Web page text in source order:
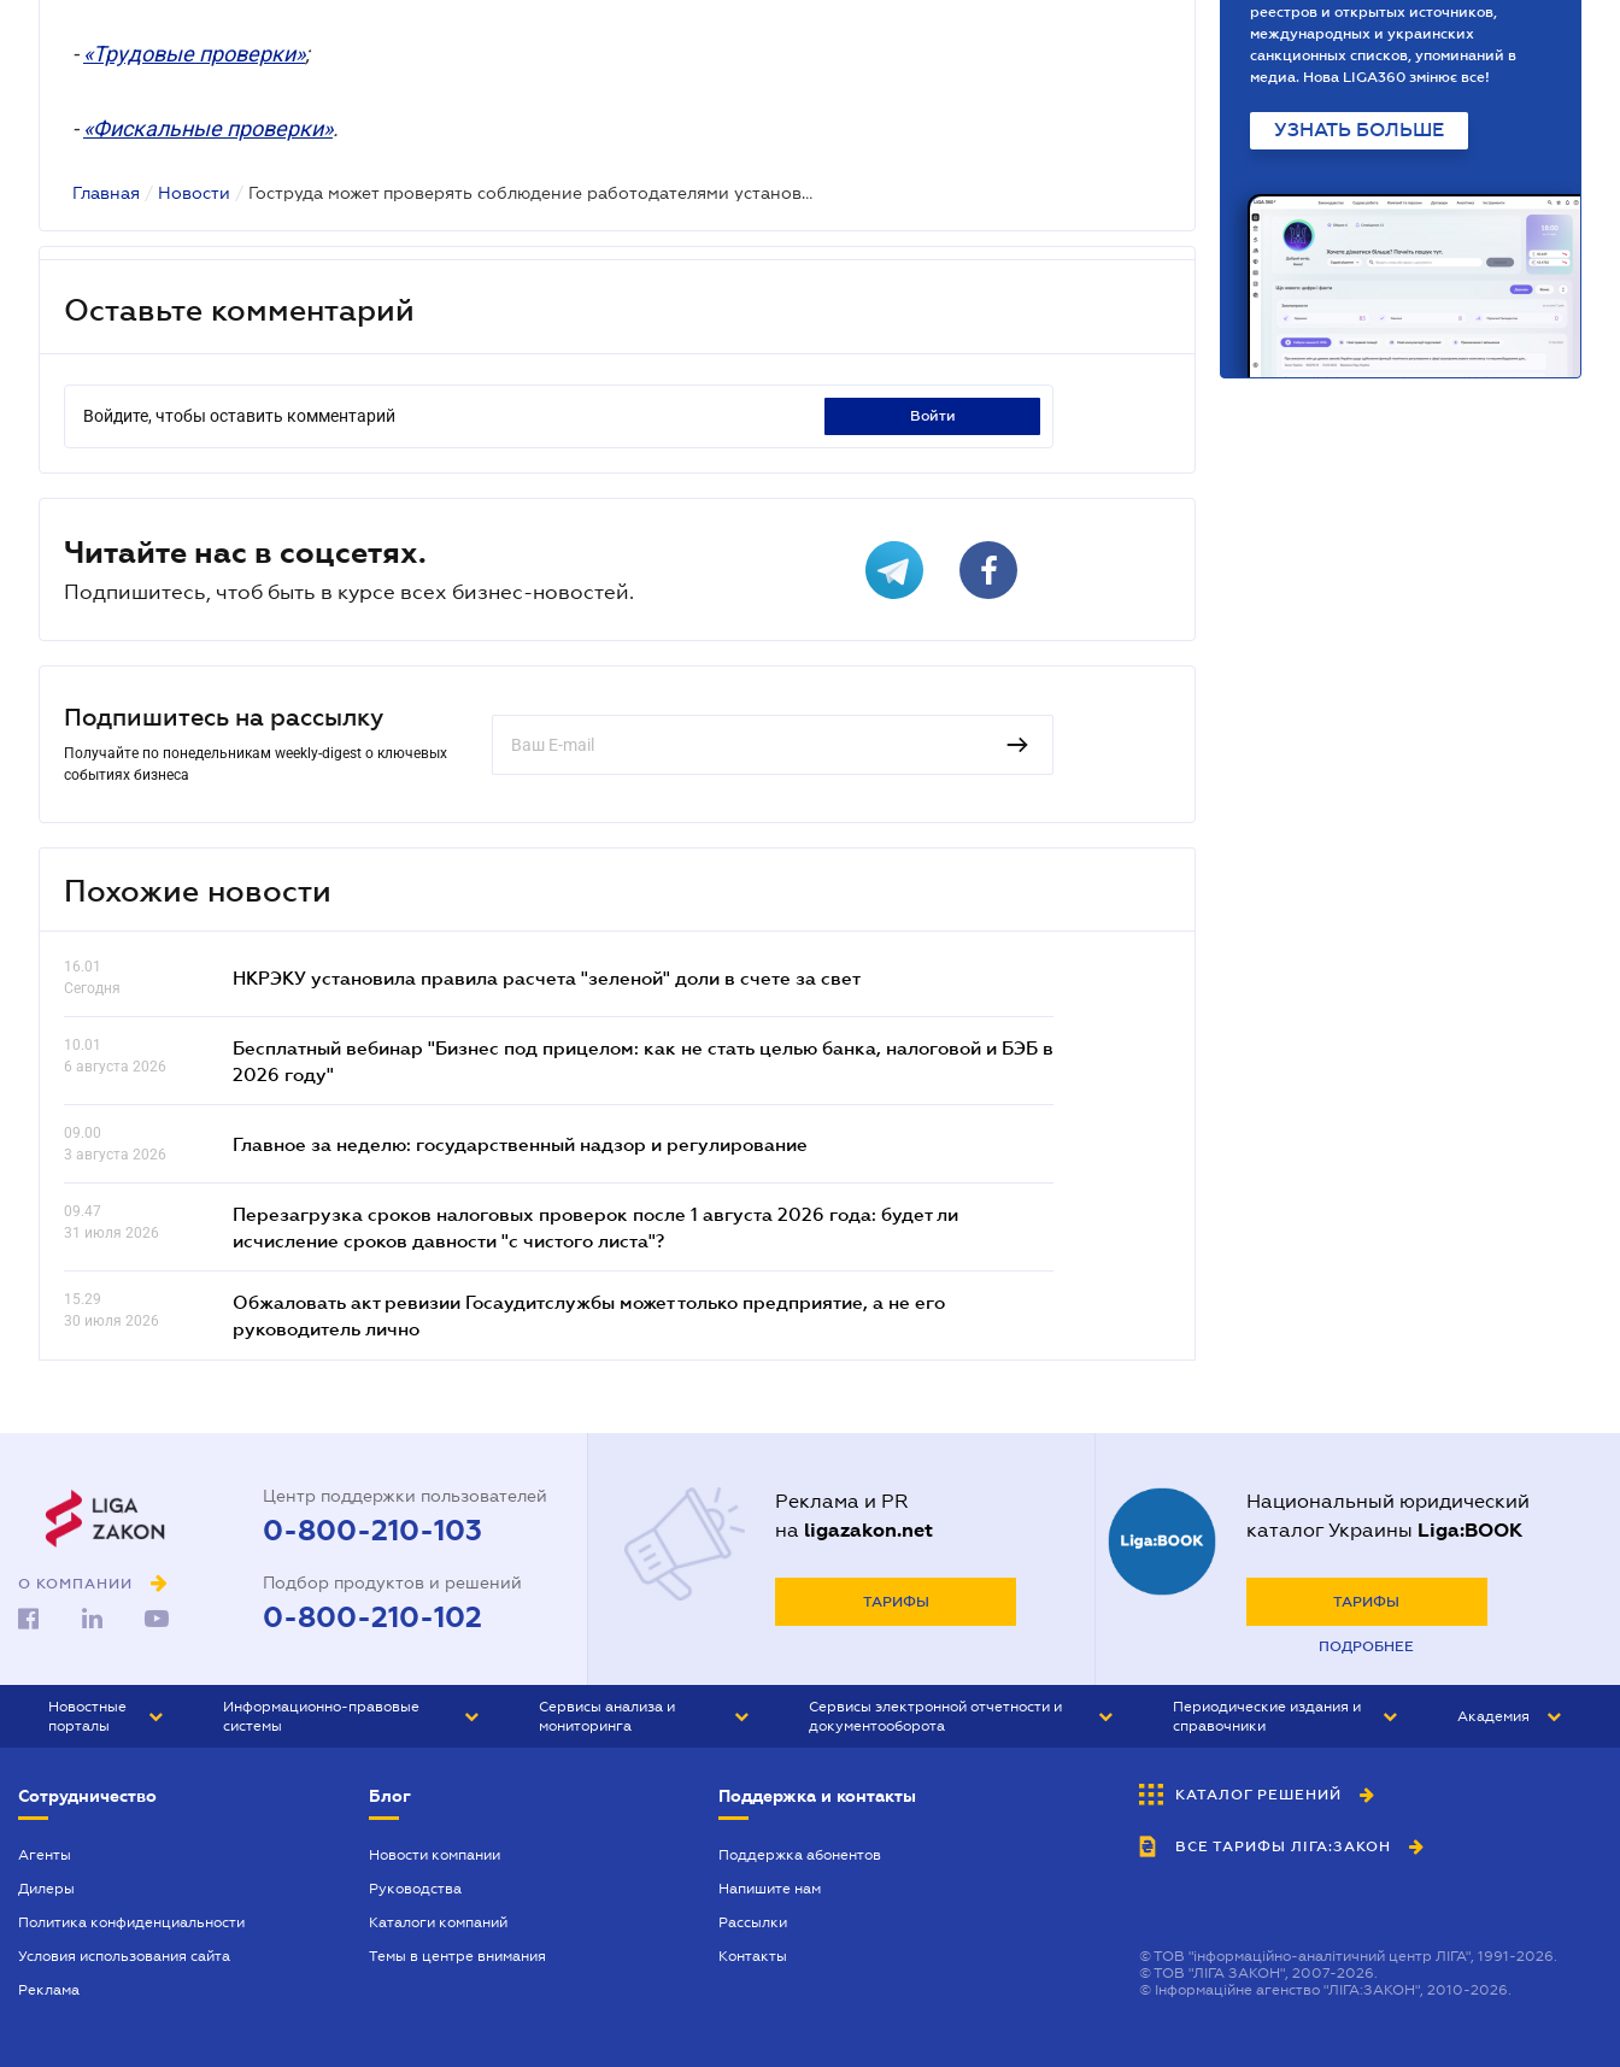
- «Трудовые проверки»;
- «Фискальные проверки».
Главная / Новости / Гоструда может проверять соблюдение работодателями установленных коллективными договорами гарантий
Оставьте комментарий
Войдите, чтобы оставить комментарий войти
Читайте нас в соцсетях.
Подпишитесь, чтоб быть в курсе всех бизнес-новостей.
Подпишитесь на рассылку
Получайте по понедельникам weekly-digest о ключевых
событиях бизнеса
Похожие новости
16.01
Сегодня
НКРЭКУ установила правила расчета "зеленой" доли в счете за свет
10.01
6 августа 2026
Бесплатный вебинар "Бизнес под прицелом: как не стать целью банка, налоговой и БЭБ в
2026 году"
09.00
3 августа 2026
Главное за неделю: государственный надзор и регулирование
09.47
31 июля 2026
Перезагрузка сроков налоговых проверок после 1 августа 2026 года: будет ли
исчисление сроков давности "с чистого листа"?
15.29
30 июля 2026
Обжаловать акт ревизии Госаудитслужбы может только предприятие, а не его
руководитель лично
реестров и открытых источников,
международных и украинских
санкционных списков, упоминаний в
медиа. Нова LIGA360 змінює все!
УЗНАТЬ БОЛЬШЕ
О КОМПАНИИ
Центр поддержки пользователей
0-800-210-103
Подбор продуктов и решений
0-800-210-102
Реклама и PR
на ligazakon.net
ТАРИФЫ
Национальный юридический
каталог Украины Liga:BOOK
ТАРИФЫ
ПОДРОБНЕЕ
Новостные
порталы
БИЗНЕС
Информационно-правовые
системы
БУХГАЛТЕР ПРОФ
ЮРИСТ ПРОФ
Сервисы анализа и
мониторинга
Сервисы электронной отчетности и
документооборота
Периодические издания и
справочники
БУХГАЛТЕР&ЗАКОН
ВЕСТНИК МСФО
Академия
Сотрудничество
Агенты
Дилеры
Политика конфиденциальности
Условия использования сайта
Реклама
Блог
Новости компании
Руководства
Каталоги компаний
Темы в центре внимания
Поддержка и контакты
Поддержка абонентов
Напишите нам
Рассылки
Контакты
КАТАЛОГ РЕШЕНИЙ
ВСЕ ТАРИФЫ ЛІГА:ЗАКОН
©ТОВ "інформаційно-аналітичний центр ЛІГА", 1991-2026.
©ТОВ "ЛІГА ЗАКОН", 2007-2026.
© Інформаційне агенство "ЛІГА:ЗАКОН", 2010-2026.